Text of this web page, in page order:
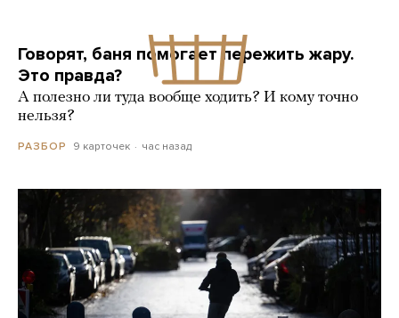
Говорят, баня помогает пережить жару.
Это правда?
А полезно ли туда вообще ходить? И кому точно
нельзя?
РАЗБОР 9 карточек час назад